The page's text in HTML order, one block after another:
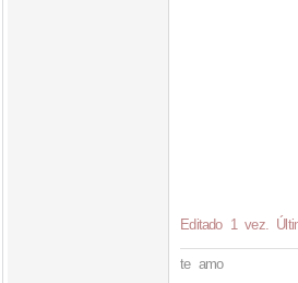
Editado 1 vez.
te amo